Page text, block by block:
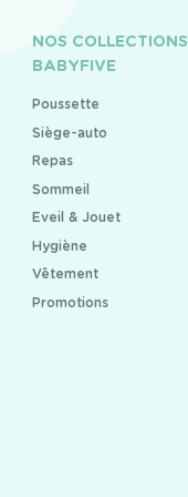
NOS COLLECTIONS
BABYFIVE
Poussette
Siège-auto
Repas
Sommeil
Eveil & Jouet
Hygiène
Vêtement
Promotions